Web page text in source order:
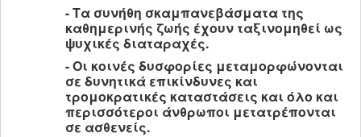
- Τα συνήθη σκαμπανεβάσματα της
καθημερινής ζωής έχουν ταξινομηθεί ως
ψυχικές διαταραχές.
- Οι κοινές δυσφορίες μεταμορφώνονται
σε δυνητικά επικίνδυνες και
τρομοκρατικές καταστάσεις και όλο και
περισσότεροι άνθρωποι μετατρέπονται
σε ασθενείς.